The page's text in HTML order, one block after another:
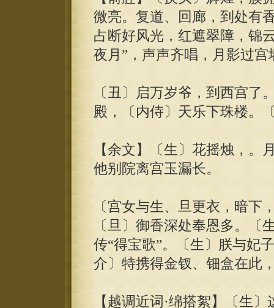
微亮。复道、回廊，到处有
占断好风光，红遮翠障，锦
夜月”，声声齐唱，月影过
〔丑〕启万岁爷，到西宫了
殿，〔内侍〕天乐下珠楼。
【余文】〔生〕花摇烛，。
他别院离宫玉漏长。
〔宫女与生、旦更衣，暗下
〔旦〕御香深处奉恩多。〔
传“得宝歌”。〔生〕朕与妃
介〕特携得金钗、钿盒在此
【越调近词·绵搭絮】〔生